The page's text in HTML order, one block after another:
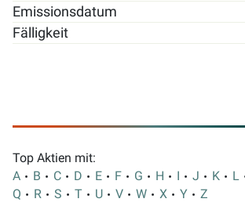
Emissionsdatum
Fälligkeit
Top Aktien mit:
A
B C D E F G H I J K L
Q
R S T U V W X Y Z